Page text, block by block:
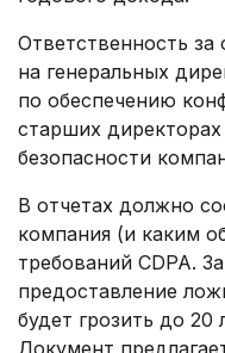
Ответственность за
на генеральных
по обеспечению
старших
безопасности
В отчетах должно
компания (и каким
требований CDPA.
предоставление
будет грозить до